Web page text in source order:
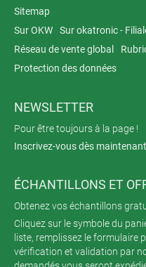
Sitemap
Sur OKW
Sur okatronic -
Réseau de vente global
Protection des données
NEWSLETTER
Pour être toujours à la page !
Inscrivez-vous dès
ÉCHANTILLONS ET
Obtenez vos échantillons
Cliquez sur le symbole du
liste, remplissez le formulaire
vérification et validation par